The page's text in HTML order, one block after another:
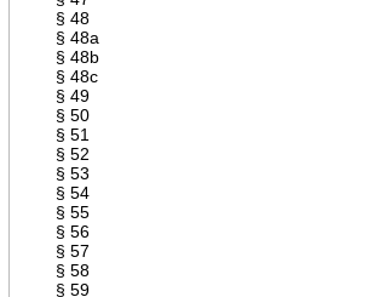
§ 48
§ 48a
§ 48b
§ 48c
§ 49
§ 50
§ 51
§ 52
§ 53
§ 54
§ 55
§ 56
§ 57
§ 58
§ 59